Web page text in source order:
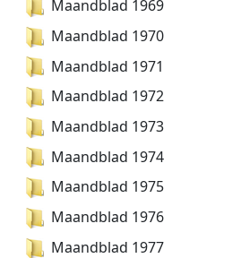
Maandblad 1969
Maandblad 1970
Maandblad 1971
Maandblad 1972
Maandblad 1973
Maandblad 1974
Maandblad 1975
Maandblad 1976
Maandblad 1977